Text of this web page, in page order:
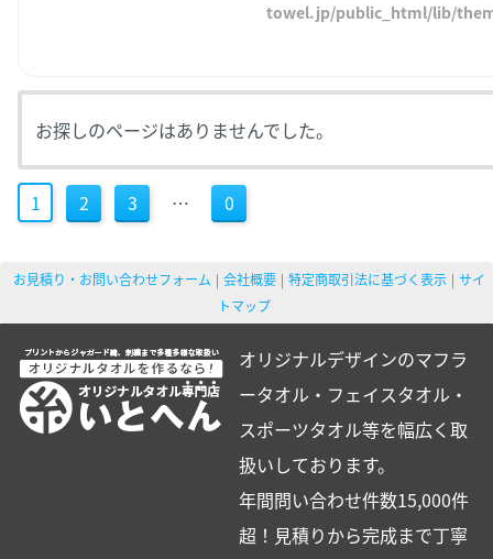
towel.jp/public_html/lib/
お探しのページはありませんでした。
1 2 3 … 0
お見積り・お問い合わせフォーム 会社概要 特定商取引法に基づく表示
サイ
トマップ
オリジナルデザインのマフラ
ータオル・フェイスタオル・
スポーツタオル等を幅広く取
扱いしております。
年間問い合わせ件数15,000件
超！見積りから完成まで丁寧